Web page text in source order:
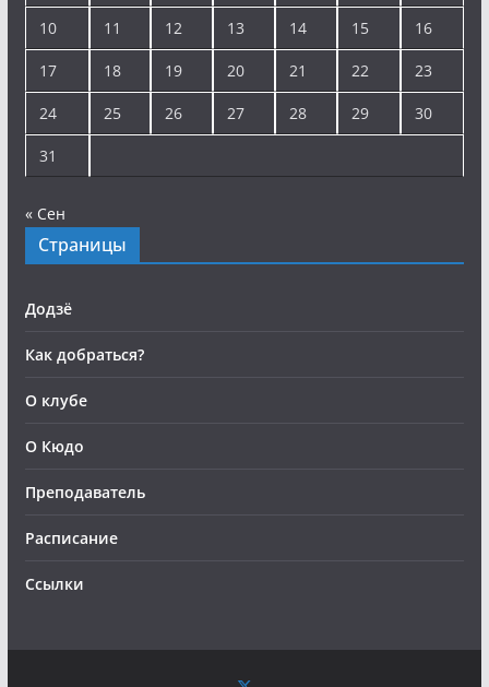
10 11 12 13 14 15 16
17 18 19 20 21 22 23
24 25 26 27 28 29 30
31
« Сен
Страницы
Додзё
Как добраться?
О клубе
О Кюдо
Преподаватель
Расписание
Ссылки